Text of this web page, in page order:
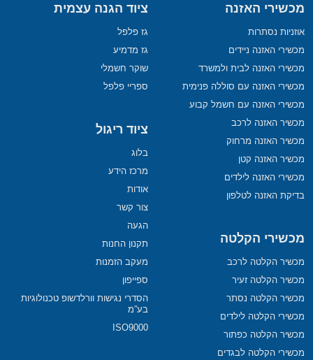
מכשירי האזנה
אוזניות נסתרות
מכשירי האזנה ניידים
מכשירי האזנה לבית ולמשרד
מכשירי האזנה עם סוללה פנימית
מכשירי האזנה עם חשמל קבוע
מכשיר האזנה לרכב
מכשיר האזנה מרחוק
מכשיר האזנה קטן
מכשירי האזנה לילדים
בדיקת האזנה לטלפון
מכשירי הקלטה
מכשיר הקלטה לרכב
מכשיר הקלטה זעיר
מכשיר הקלטה נסתר
מכשירי הקלטה לילדים
מכשיר הקלטה כפתור
מכשירי הקלטה לבגדים
ציוד הגנה עצמית
גז פלפל
גז מדמיע
שוקר חשמלי
ספריי פלפל
ציוד ריגול
בלוג
מרכז הידע
אודות
צור קשר
הגעה
תקנון החנות
מעקב הזמנות
ספייפון
הסדרי נגישות וורלדשופ טכנולוגיות
בע”מ
ISO9000